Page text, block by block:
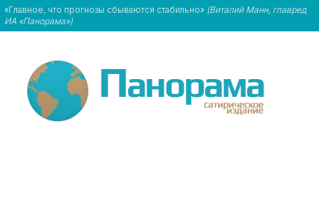
«Главное, что прогнозы сбываются стабильно» (Виталий Манн, главред
ИА «Панорама»)